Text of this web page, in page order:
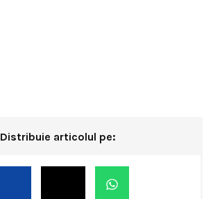
Distribuie articolul pe: